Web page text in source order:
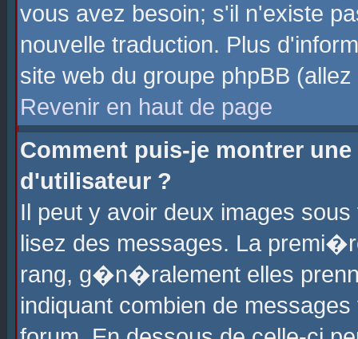
vous avez besoin; s'il n'existe
nouvelle traduction. Plus
site web du groupe phpBB
Revenir en haut de page
Comment puis-je montrer
d'utilisateur ?
Il peut y avoir deux images
lisez des messages. La
rang, g�n�ralement elles
indiquant combien de